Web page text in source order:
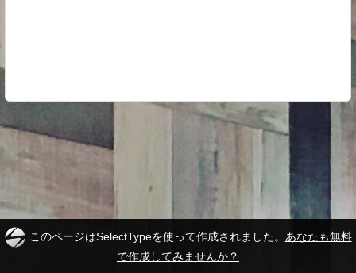
このページはSelectTypeを使って作成されました。 あなたも無料
で作成してみませんか？